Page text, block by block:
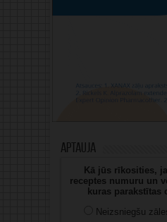
Aptauja
Kā jūs rīkosities,
receptes numuru un
kuras parakstītas
Neizsniegšu